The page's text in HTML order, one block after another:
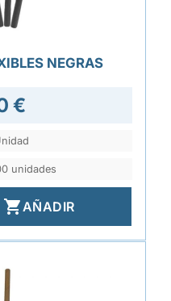
NEGRAS
€
unidades
AÑADIR